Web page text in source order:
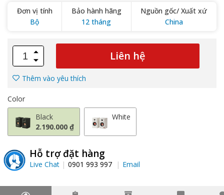
Đơn vị tính
Bộ
Bảo hành hãng
12 tháng
Nguồn gốc/ Xuất xứ
China
Liên hệ
Thêm vào yêu thích
Color
Black
2.190.000 ₫
White
Hỗ trợ đặt hàng
Live Chat 0901 993 997 Email